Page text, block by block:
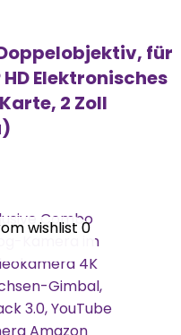
für
Elektronisches
2 Zoll
wishlist 0
wishlist 0